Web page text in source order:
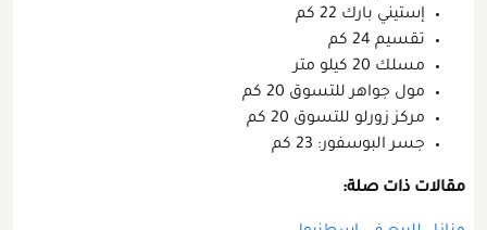
إستيني بارك 22 كم
تقسيم 24 كم
مسلك 20 كيلو متر
مول جواهر للتسوق 20 كم
مركز زورلو للتسوق 20 كم
جسر البوسفور: 23 كم
مقالات ذات صلة: